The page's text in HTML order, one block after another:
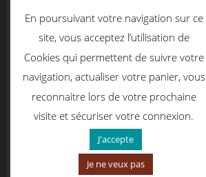
Le Blog
Conditions générales de vente
Mentions légales
Politique de confidentialité
politique de cookies
En poursuivant votre navigation sur ce
site, vous acceptez l’utilisation de
Cookies qui permettent de suivre votre
navigation, actualiser votre panier, vous
reconnaitre lors de votre prochaine
visite et sécuriser votre connexion.
J'accepte
Je ne veux pas